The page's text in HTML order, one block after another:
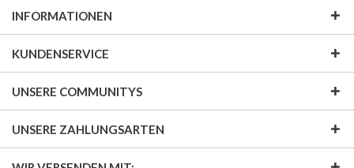
INFORMATIONEN
KUNDENSERVICE
UNSERE COMMUNITYS
UNSERE ZAHLUNGSARTEN